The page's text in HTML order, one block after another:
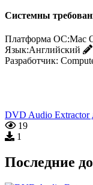
Системны
Платформа ОС:Mac
Язык:Английский
Разработчик:
DVD Audio Extractor
19
1
Последние